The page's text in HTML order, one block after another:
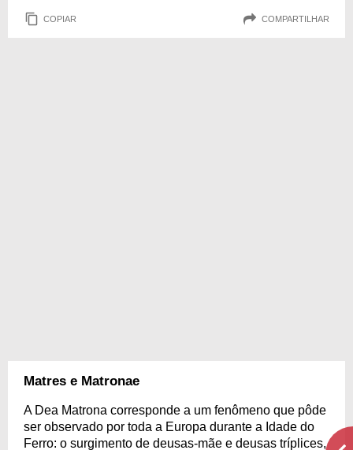
COPIAR COMPARTILHAR
Matres e Matronae
A Dea Matrona corresponde a um fenômeno que pôde
ser observado por toda a Europa durante a Idade do
Ferro: o surgimento de deusas-mãe e deusas tríplices,